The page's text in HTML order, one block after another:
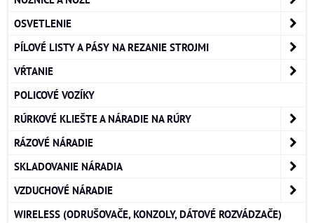
OSVETLENIE
PÍLOVÉ LISTY A PÁSY NA REZANIE STROJMI
VŔTANIE
POLICOVÉ VOZÍKY
RÚRKOVÉ KLIEŠTE A NÁRADIE NA RÚRY
RÁZOVÉ NÁRADIE
SKLADOVANIE NÁRADIA
VZDUCHOVÉ NÁRADIE
WIRELESS (ODRUŠOVAČE, KONZOLY, DÁTOVÉ ROZVÁDZAČE)